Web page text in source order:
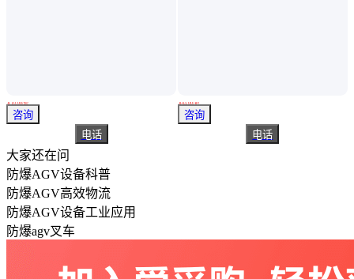
￥ 10.00/套
浙江温州
咨询
电话
￥43 .00/把
河北沧州
咨询
电话
大家还在问
防爆AGV设备科普
防爆AGV高效物流
防爆AGV设备工业应用
防爆agv叉车